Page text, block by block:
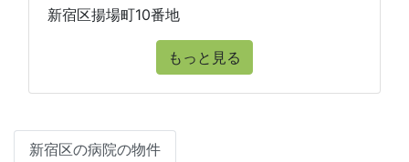
新宿区揚場町10番地
もっと見る
新宿区の病院の物件